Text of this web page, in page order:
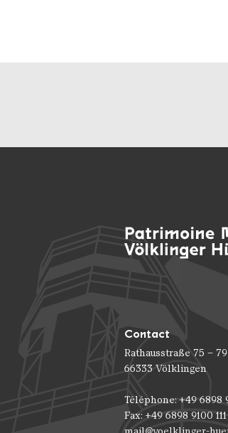
Contact
Rathausstraße 75 – 79
66333 Völklingen
Téléphone: +49 6898
Fax: +49 6898 9100 111